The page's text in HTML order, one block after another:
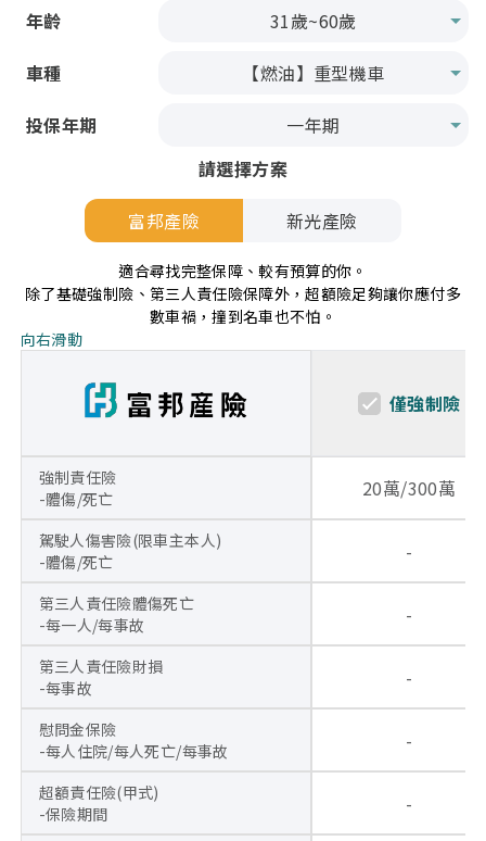
年齡
車種
投保年期
請選擇方案
富邦產險
新光產險
適合尋找完整保障、較有預算的你。
除了基礎強制險、第三人責任險保障外，超額險足夠讓你應付多
數車禍，撞到名車也不怕。
向右滑動
僅強制險
強制責任險
-體傷/死亡
20萬/300萬
駕駛人傷害險(限車主本人)
-體傷/死亡
-
第三人責任險體傷死亡
-每一人/每事故
-
第三人責任險財損
-每事故
-
慰問金保險
-每人住院/每人死亡/每事故
-
超額責任險(甲式)
-保險期間
-